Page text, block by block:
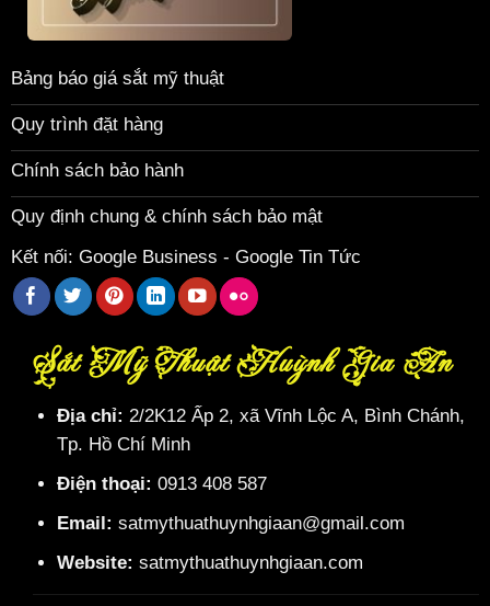
Bảng báo giá sắt mỹ thuật
Quy trình đặt hàng
Chính sách bảo hành
Quy định chung & chính sách bảo mật
Kết nối: Google Business - Google Tin Tức
Sắt Mỹ Thuật Huỳnh Gia An
Địa chỉ: 2/2K12 Ấp 2, xã Vĩnh Lộc A, Bình Chánh,
Tp. Hồ Chí Minh
Điện thoại: 0913 408 587
Email: satmythuathuynhgiaan@gmail.com
Website: satmythuathuynhgiaan.com